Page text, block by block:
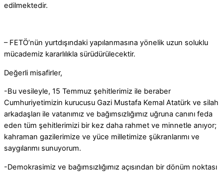
edilmektedir.
– FETÖ’nün yurtdışındaki yapılanmasına yönelik uzun soluklu
mücademiz kararlılıkla sürüdürülecektir.
Değerli misafirler,
-Bu vesileyle, 15 Temmuz şehitlerimiz ile beraber
Cumhuriyetimizin kurucusu Gazi Mustafa Kemal Atatürk ve silah
arkadaşları ile vatanımız ve bağımsızlığımız uğruna canını feda
eden tüm şehitlerimizi bir kez daha rahmet ve minnetle anıyor;
kahraman gazilerimize ve yüce milletimize şükranlarımı ve
saygılarımı sunuyorum.
-Demokrasimiz ve bağımsızlığımız açısından bir dönüm noktası